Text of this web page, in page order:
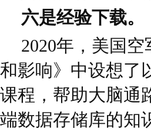
六是经验下载。
2020年，美国
和影响》中设想了
课程，帮助大脑通
端数据存储库的知